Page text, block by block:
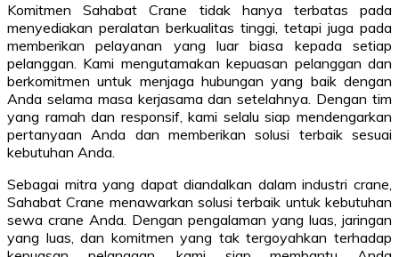
Komitmen Sahabat Crane tidak hanya terbatas pada
menyediakan peralatan berkualitas tinggi, tetapi juga pada
memberikan pelayanan yang luar biasa kepada setiap
pelanggan. Kami mengutamakan kepuasan pelanggan dan
berkomitmen untuk menjaga hubungan yang baik dengan
Anda selama masa kerjasama dan setelahnya. Dengan tim
yang ramah dan responsif, kami selalu siap mendengarkan
pertanyaan Anda dan memberikan solusi terbaik sesuai
kebutuhan Anda.
Sebagai mitra yang dapat diandalkan dalam industri crane,
Sahabat Crane menawarkan solusi terbaik untuk kebutuhan
sewa crane Anda. Dengan pengalaman yang luas, jaringan
yang luas, dan komitmen yang tak tergoyahkan terhadap